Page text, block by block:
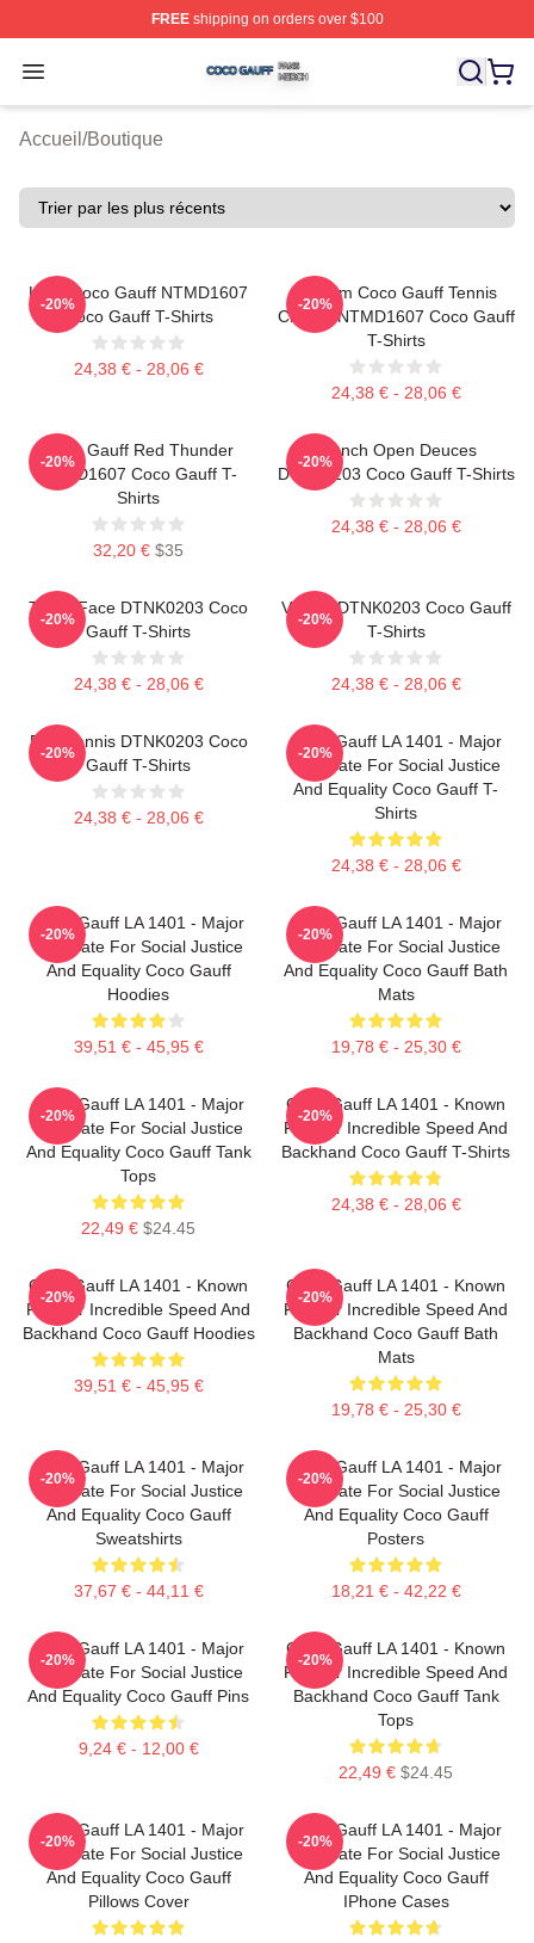
FREEshipping on orders over $100
Open menu
Coco Gauff Shop ⚡️ Officially Licensed Coco Gauff
Accueil /Boutique
Love Coco Gauff NTMD1607
Coco Gauff T-Shirts
24,38 € - 28,06 €
-20%
Custom Coco Gauff Tennis
Champ NTMD1607 Coco Gauff
T-Shirts
24,38 € - 28,06 €
-20%
Coco Gauff Red Thunder
NTMD1607 Coco Gauff T-
Shirts
32,20 € $35
-20%
French Open Deuces
DTNK0203 Coco Gauff T-Shirts
24,38 € - 28,06 €
-20%
Texas Face DTNK0203 Coco
Gauff T-Shirts
24,38 € - 28,06 €
-20%
Victory DTNK0203 Coco Gauff
T-Shirts
24,38 € - 28,06 €
-20%
Play Tennis DTNK0203 Coco
Gauff T-Shirts
24,38 € - 28,06 €
-20%
Coco Gauff LA 1401 - Major
Advocate For Social Justice
And Equality Coco Gauff T-
Shirts
24,38 € - 28,06 €
-20%
Coco Gauff LA 1401 - Major
Advocate For Social Justice
And Equality Coco Gauff
Hoodies
39,51 € - 45,95 €
-20%
Coco Gauff LA 1401 - Major
Advocate For Social Justice
And Equality Coco Gauff Bath
Mats
19,78 € - 25,30 €
-20%
Coco Gauff LA 1401 - Major
Advocate For Social Justice
And Equality Coco Gauff Tank
Tops
22,49 € $24.45
-20%
Coco Gauff LA 1401 - Known
For Her Incredible Speed And
Backhand Coco Gauff T-Shirts
24,38 € - 28,06 €
-20%
Coco Gauff LA 1401 - Known
For Her Incredible Speed And
Backhand Coco Gauff Hoodies
39,51 € - 45,95 €
-20%
Coco Gauff LA 1401 - Known
For Her Incredible Speed And
Backhand Coco Gauff Bath
Mats
19,78 € - 25,30 €
-20%
Coco Gauff LA 1401 - Major
Advocate For Social Justice
And Equality Coco Gauff
Sweatshirts
37,67 € - 44,11 €
-20%
Coco Gauff LA 1401 - Major
Advocate For Social Justice
And Equality Coco Gauff
Posters
18,21 € - 42,22 €
-20%
Coco Gauff LA 1401 - Major
Advocate For Social Justice
And Equality Coco Gauff Pins
9,24 € - 12,00 €
-20%
Coco Gauff LA 1401 - Known
For Her Incredible Speed And
Backhand Coco Gauff Tank
Tops
22,49 € $24.45
-20%
Coco Gauff LA 1401 - Major
Advocate For Social Justice
And Equality Coco Gauff
Pillows Cover
-20%
Coco Gauff LA 1401 - Major
Advocate For Social Justice
And Equality Coco Gauff
IPhone Cases
-20%